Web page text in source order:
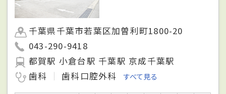
千葉県千葉市若葉区加曽利町1800-20
043-290-9418
都賀駅 小倉台駅 千葉駅 京成千葉駅
歯科
歯科口腔外科 すべて見る